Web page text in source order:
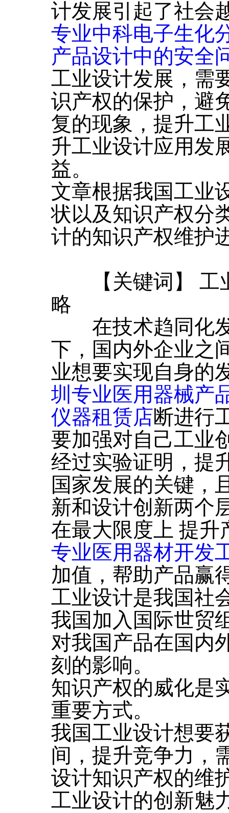
计发展引起了社会
专业中科电子生化
产品设计中的安全
工业设计发展，需
识产权的保护，避
复的现象，提升工
升工业设计应用发
益。
文章根据我国工业
状以及知识产权分
计的知识产权维护
【关键词】 工
略
在技术趋同化发
下，国内外企业之
业想要实现自身的
圳专业医用器械产
仪器租赁店断进行
要加强对自己工业
经过实验证明，提
国家发展的关键，
新和设计创新两个
在最大限度上 提升
专业医用器材开发
加值，帮助产品赢
工业设计是我国社
我国加入国际世贸
对我国产品在国内
刻的影响。
知识产权的威化是
重要方式。
我国工业设计想要
间，提升竞争力，
设计知识产权的维
工业设计的创新魅